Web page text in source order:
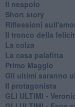
Il nespolo
Short story
Riflessioni
Il tronco della
La colza
La casa palafitta
Primo Maggio
Gli ultimi saranno
Il protagonista
GLI ULTIMI -